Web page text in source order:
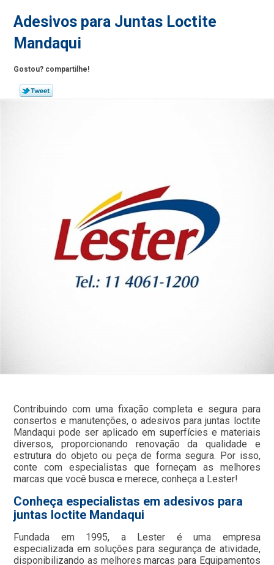
Adesivos para Juntas Loctite
Mandaqui
Gostou? compartilhe!
Contribuindo com uma fixação completa e segura para
consertos e manutenções, o adesivos para juntas loctite
Mandaqui pode ser aplicado em superfícies e materiais
diversos, proporcionando renovação da qualidade e
estrutura do objeto ou peça de forma segura. Por isso,
conte com especialistas que forneçam as melhores
marcas que você busca e merece, conheça a Lester!
Conheça especialistas em adesivos para
juntas loctite Mandaqui
Fundada em 1995, a Lester é uma empresa
especializada em soluções para segurança de atividade,
disponibilizando as melhores marcas para Equipamentos